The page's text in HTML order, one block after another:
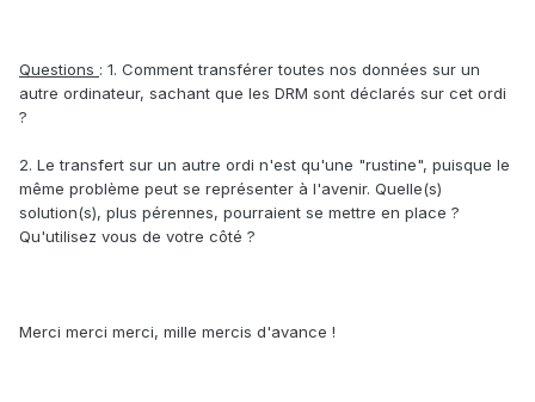
Questions : 1. Comment transférer toutes nos données sur un
autre ordinateur, sachant que les DRM sont déclarés sur cet ordi
?
2. Le transfert sur un autre ordi n'est qu'une "rustine", puisque le
même problème peut se représenter à l'avenir. Quelle(s)
solution(s), plus pérennes, pourraient se mettre en place ?
Qu'utilisez vous de votre côté ?
Merci merci merci, mille mercis d'avance !